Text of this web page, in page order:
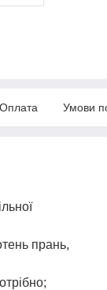
Оплата Умови
прань,